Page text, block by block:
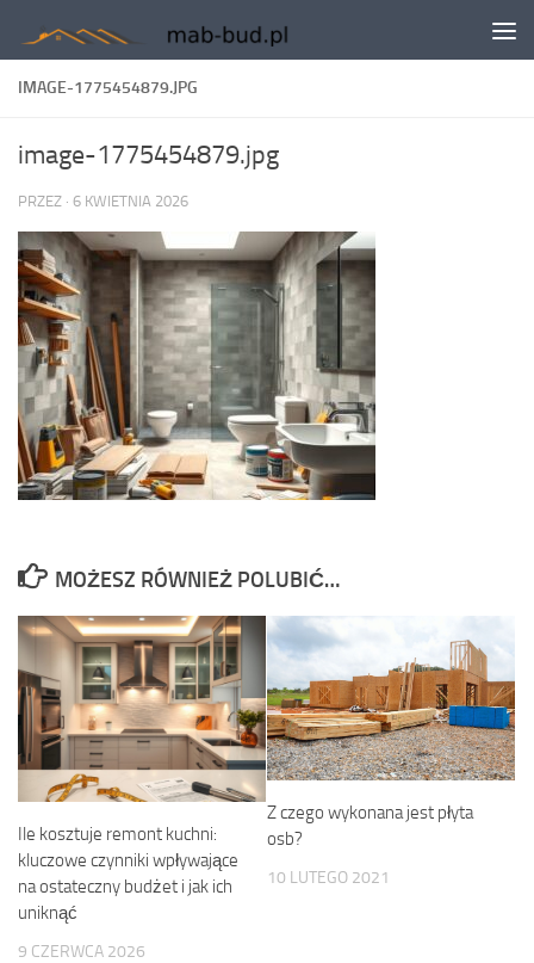
Skip to content
IMAGE-1775454879.JPG
image-1775454879.jpg
PRZEZ · 6 KWIETNIA 2026
MOŻESZ RÓWNIEŻ POLUBIĆ…
Ile kosztuje remont kuchni:
kluczowe czynniki wpływające
na ostateczny budżet i jak ich
uniknąć
9 CZERWCA 2026
Z czego wykonana jest płyta
osb?
10 LUTEGO 2021